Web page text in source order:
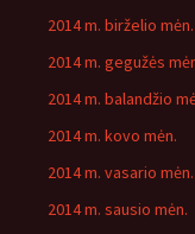
2014 m. birželio mėn.
2014 m. gegužės
2014 m. balandžio
2014 m. kovo mėn.
2014 m. vasario mėn.
2014 m. sausio mėn.